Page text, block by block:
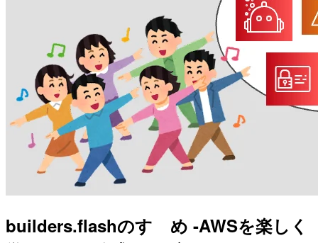
builders.flashのすゝめ -AWSを楽しく